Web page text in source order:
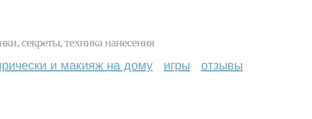
секреты, техника нанесения
и макияж на дому игры отзывы